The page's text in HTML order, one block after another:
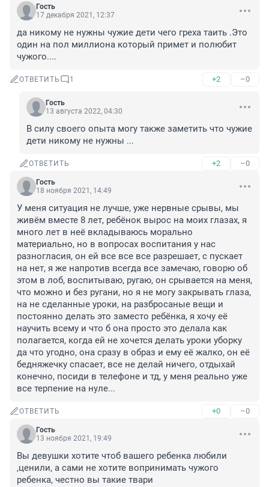
Гость
17 декабря 2021, 12:37
да никому не нужны чужие дети чего греха таить .Это
один на пол миллиона который примет и полюбит
чужого....
ОТВЕТИТЬ 1 +2 –0
Гость
13 августа 2022, 04:30
В силу своего опыта могу также заметить что чужие
дети никому не нужны ...
ОТВЕТИТЬ +2 –0
Гость
18 ноября 2021, 14:49
У меня ситуация не лучше, уже нервные срывы, мы
живём вместе 8 лет, ребёнок вырос на моих глазах, я
много лет в неё вкладываюсь морально
материально, но в вопросах воспитания у нас
разногласия, он ей все все все разрешает, с пускает
на нет, я же напротив всегда все замечаю, говорю об
этом в лоб, воспитываю, ругаю, он срывается на меня,
что можно и без ругани, но я не могу закрывать глаза,
на не сделанные уроки, на разбросаные вещи и
постоянно делать это заместо ребёнка, я хочу её
научить всему и что б она просто это делала как
полагается, когда ей не хочется делать уроки уборку
да что угодно, она сразу в образ и ему её жалко, он её
бедняжечку спасает, все не делай ничего, отдыхай
конечно, посиди в телефоне и тд, у меня реально уже
все терпение на нуле...
ОТВЕТИТЬ +0 –0
Гость
13 ноября 2021, 19:49
Вы девушки хотите чтоб вашего ребенка любили
,ценили, а сами не хотите вопринимать чужого
ребенка, честно вы такие твари